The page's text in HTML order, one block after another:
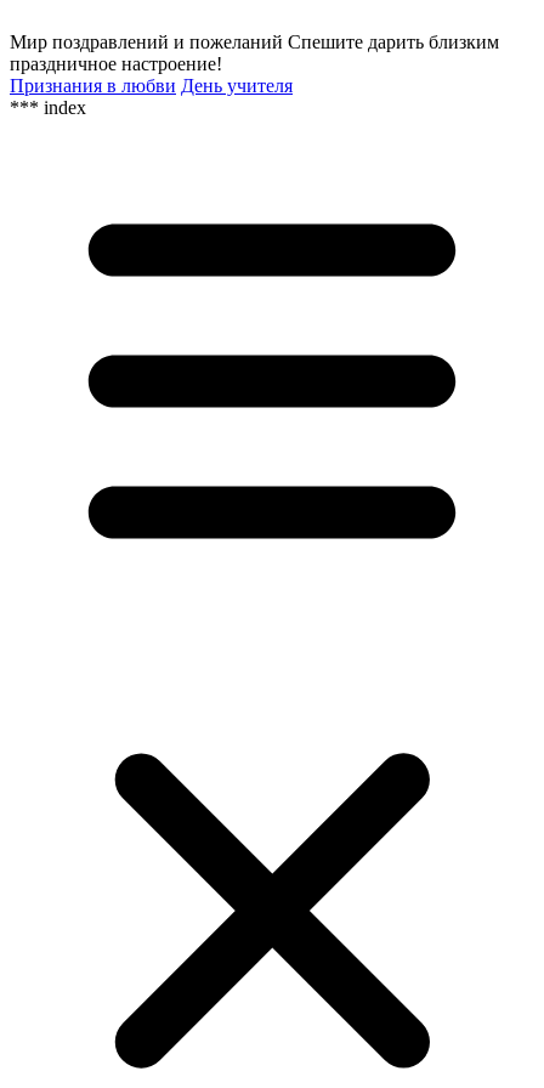
Мир поздравлений и пожеланий Спешите дарить близким
праздничное настроение!
Признания в любви День учителя
*** index